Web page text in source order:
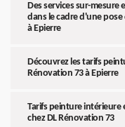
Des services sur-mesure
dans le cadre d'une
à Epierre
Découvrez les tarifs
Rénovation 73 à Epierre
Tarifs peinture intérieure
chez DL Rénovation 73